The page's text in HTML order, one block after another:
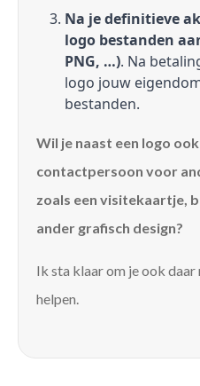
Na je definitieve
logo bestanden aan
PNG, …). Na
logo jouw
bestanden.
Wil je naast een logo
contactpersoon voor
zoals een visitekaartje,
ander grafisch design?
Ik sta klaar om je ook
helpen.